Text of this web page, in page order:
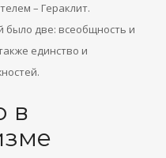
– Гераклит.
было две: всеобщность и
единство и
в